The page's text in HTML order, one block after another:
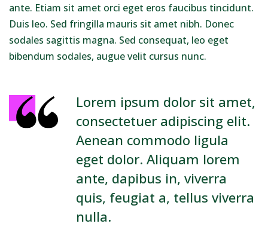
ante. Etiam sit amet orci eget eros faucibus tincidunt.
Duis leo. Sed fringilla mauris sit amet nibh. Donec
sodales sagittis magna. Sed consequat, leo eget
bibendum sodales, augue velit cursus nunc.
Lorem ipsum dolor sit amet,
consectetuer adipiscing elit.
Aenean commodo ligula
eget dolor. Aliquam lorem
ante, dapibus in, viverra
quis, feugiat a, tellus viverra
nulla.